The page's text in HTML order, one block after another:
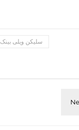
سلیکن ویلی بینک